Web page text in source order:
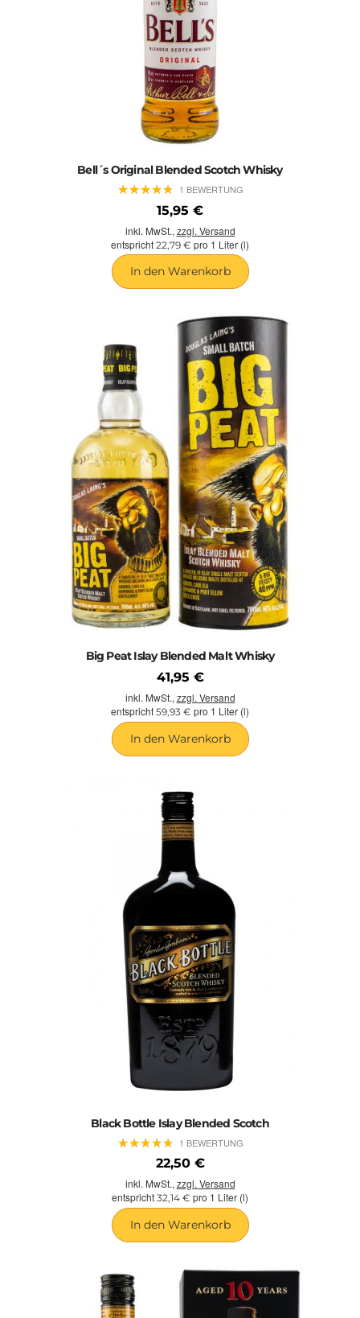
Bell´s Original Blended Scotch Whisky
★★★★★
★★★★★ 1 BEWERTUNG
15,95 €
inkl. MwSt., zzgl. Versand
entspricht 22,79 € pro 1 Liter (l)
In den Warenkorb
Big Peat Islay Blended Malt Whisky
41,95 €
inkl. MwSt., zzgl. Versand
entspricht 59,93 € pro 1 Liter (l)
In den Warenkorb
Black Bottle Islay Blended Scotch
★★★★★
★★★★★ 1 BEWERTUNG
22,50 €
inkl. MwSt., zzgl. Versand
entspricht 32,14 € pro 1 Liter (l)
In den Warenkorb